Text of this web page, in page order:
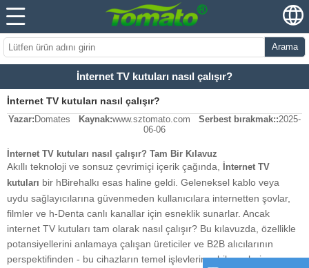
Arama
İnternet TV kutuları nasıl çalışır?
İnternet TV kutuları nasıl çalışır?
Yazar: Domates Kaynak:www.sztomato.com Serbest bırakmak::2025-
06-06
İnternet TV kutuları nasıl çalışır? Tam Bir Kılavuz
Akıllı teknoloji ve sonsuz çevrimiçi içerik çağında,
İnternet TV
kutuları bir hBirehalkı esas haline geldi. Geleneksel kablo veya
uydu sağlayıcılarına güvenmeden kullanıcılara internetten şovlar,
filmler ve h-Denta canlı kanallar için esneklik sunarlar. Ancak
internet TV kutuları tam olarak nasıl çalışır? Bu kılavuzda, özellikle
potansiyellerini anlamaya çalışan üreticiler ve B2B alıcılarının
perspektifinden - bu cihazların temel işlevlerine, bileşenlerine ve